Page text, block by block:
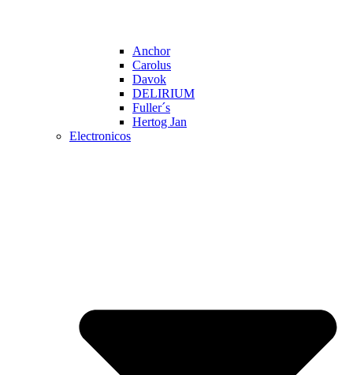
Anchor
Carolus
Davok
DELIRIUM
Fuller´s
Hertog Jan
Electronicos